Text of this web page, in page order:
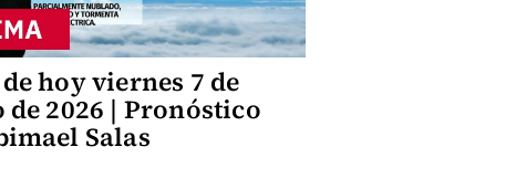
hoy viernes 7 de
de 2026 | Pronóstico
Salas